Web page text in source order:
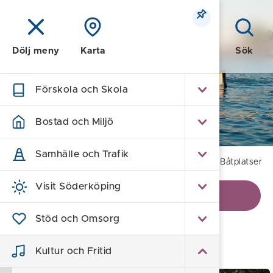
Meny Sök
Dölj meny Karta
Förskola och Skola
Bostad och Miljö
Samhälle och Trafik
Visit Söderköping
Stöd och Omsorg
Kultur och Fritid
Kultur och Fritid
Hem Båtplatser
Båtplatser